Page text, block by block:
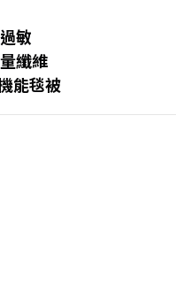
敏
纖維
能毯被